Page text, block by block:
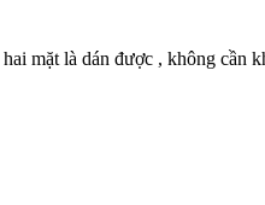
mặt là dán được , không cần